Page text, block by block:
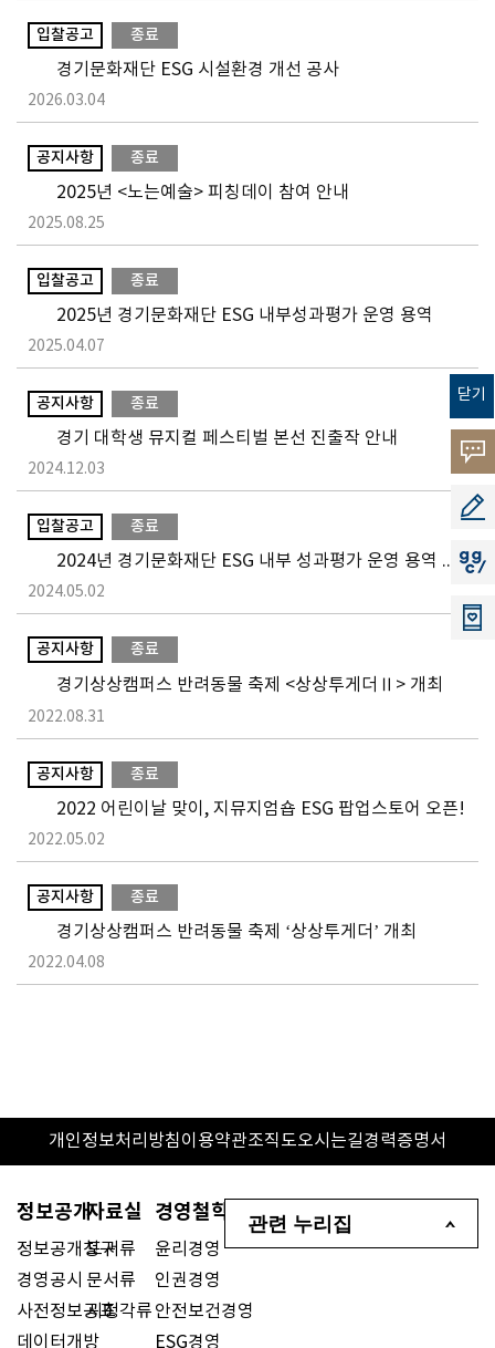
닫기
고객의
소리
공모
지지
입찰공고 종료
경기문화재단 ESG 시설환경 개선 공사
2026.03.04
공지사항 종료
2025년 <노는예술> 피칭데이 참여 안내
2025.08.25
입찰공고 종료
2025년 경기문화재단 ESG 내부성과평가 운영 용역
2025.04.07
공지사항 종료
경기 대학생 뮤지컬 페스티벌 본선 진출작 안내
2024.12.03
입찰공고 종료
2024년 경기문화재단 ESG 내부 성과평가 운영 용역 입찰 공고
2024.05.02
공지사항 종료
경기상상캠퍼스 반려동물 축제 <상상투게더Ⅱ> 개최
2022.08.31
공지사항 종료
2022 어린이날 맞이, 지뮤지엄숍 ESG 팝업스토어 오픈!
2022.05.02
공지사항 종료
경기상상캠퍼스 반려동물 축제 ‘상상투게더’ 개최
2022.04.08
개인정보처리방침이용약관조직도오시는길경력증명서
정보공개
정보공개청구
경영공시
사전정보공표
데이터개방
자료실
도서류
문서류
시청각류
경영철학
윤리경영
인권경영
안전보건경영
ESG경영
관련 누리집